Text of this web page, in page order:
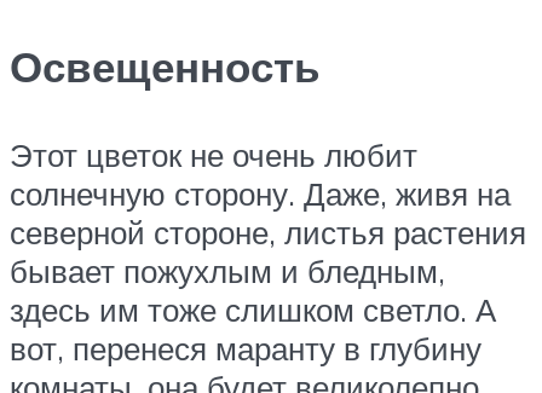
Освещенность
Этот цветок не очень любит
солнечную сторону. Даже, живя на
северной стороне, листья растения
бывает пожухлым и бледным,
здесь им тоже слишком светло. А
вот, перенеся маранту в глубину